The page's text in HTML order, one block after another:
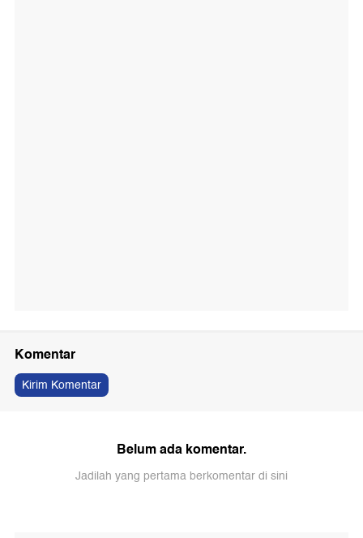
Komentar
Kirim Komentar
Belum ada komentar.
Jadilah yang pertama berkomentar di sini